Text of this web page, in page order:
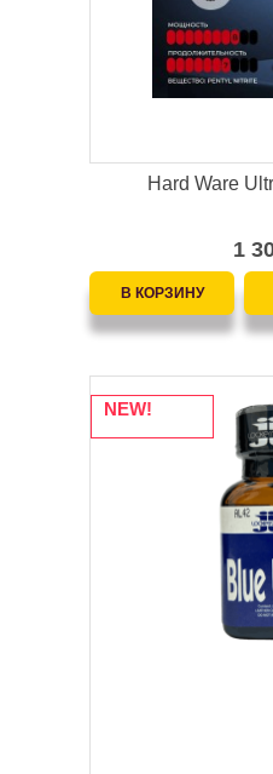
Hard Ware
1
NEW!